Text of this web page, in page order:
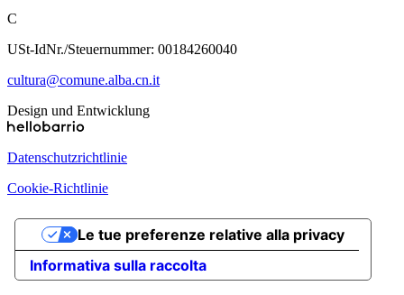
C
USt-IdNr./Steuernummer: 00184260040
cultura@comune.alba.cn.it
Design und Entwicklung
Datenschutzrichtlinie
Cookie-Richtlinie
Informativa sulla raccolta
Le tue preferenze relative alla privacy